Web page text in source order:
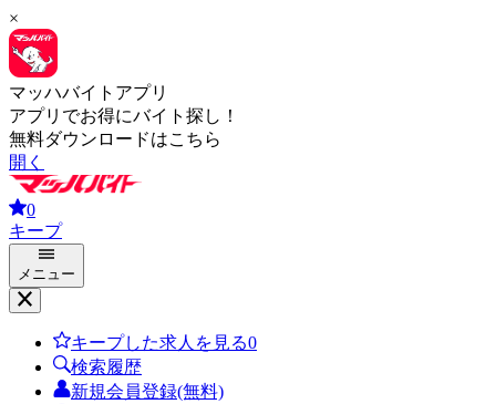
×
マッハバイトアプリ
アプリでお得にバイト探し！
無料ダウンロードはこちら
開く
0
キープ
メニュー
キープした求人を見る0
検索履歴
新規会員登録(無料)